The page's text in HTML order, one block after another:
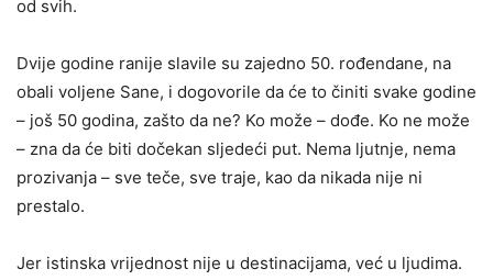
od svih.
Dvije godine ranije slavile su zajedno 50. rođendane, na
obali volјene Sane, i dogovorile da će to činiti svake godine
– još 50 godina, zašto da ne? Ko može – dođe. Ko ne može
– zna da će biti dočekan slјedeći put. Nema lјutnje, nema
prozivanja – sve teče, sve traje, kao da nikada nije ni
prestalo.
Jer istinska vrijednost nije u destinacijama, već u lјudima.